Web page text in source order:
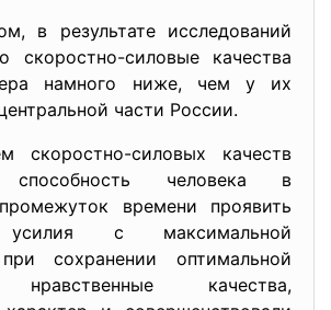
в результате исследований
скоростно-силовые качества
намного ниже, чем у их
части России.
скоростно-силовых качеств
способность человека в
времени проявить
с максимальной
сохранении оптимальной
нравственные качества,